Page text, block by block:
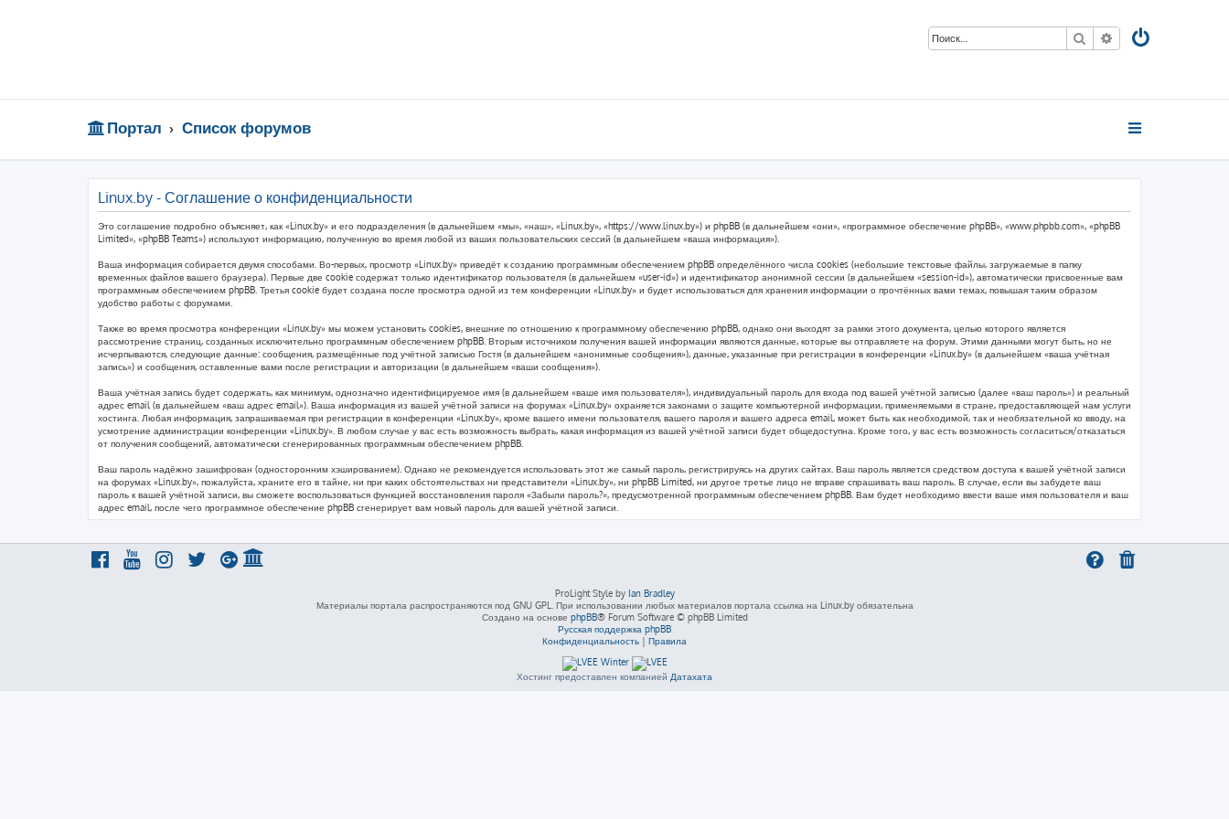
Поиск Расширенный
Портал Список форумов
Linux.by - Соглашение о конфиденциальности
Это соглашение подробно объясняет, как «Linux.by» и его подразделения (в дальнейшем «мы», «наш», «Linux.by», «https://www.linux.by») и phpBB (в дальнейшем «они», «программное обеспечение phpBB», «www.phpbb.com», «phpBB
Limited», «phpBB Teams») используют информацию, полученную во время любой из ваших пользовательских сессий (в дальнейшем «ваша информация»).
Ваша информация собирается двумя способами. Во-первых, просмотр «Linux.by» приведёт к созданию программным обеспечением phpBB определённого числа cookies (небольшие текстовые файлы, загружаемые в папку
временных файлов вашего браузера). Первые две cookie содержат только идентификатор пользователя (в дальнейшем «user-id») и идентификатор анонимной сессии (в дальнейшем «session-id»), автоматически присвоенные вам
программным обеспечением phpBB. Третья cookie будет создана после просмотра одной из тем конференции «Linux.by» и будет использоваться для хранения информации о прочтённых вами темах, повышая таким образом
удобство работы с форумами.
Также во время просмотра конференции «Linux.by» мы можем установить cookies, внешние по отношению к программному обеспечению phpBB, однако они выходят за рамки этого документа, целью которого является
рассмотрение страниц, созданных исключительно программным обеспечением phpBB. Вторым источником получения вашей информации являются данные, которые вы отправляете на форум. Этими данными могут быть, но не
исчерпываются, следующие данные: сообщения, размещённые под учётной записью Гостя (в дальнейшем «анонимные сообщения»), данные, указанные при регистрации в конференции «Linux.by» (в дальнейшем «ваша учётная
запись») и сообщения, оставленные вами после регистрации и авторизации (в дальнейшем «ваши сообщения»).
Ваша учётная запись будет содержать, как минимум, однозначно идентифицируемое имя (в дальнейшем «ваше имя пользователя»), индивидуальный пароль для входа под вашей учётной записью (далее «ваш пароль») и реальный
адрес email (в дальнейшем «ваш адрес email»). Ваша информация из вашей учётной записи на форумах «Linux.by» охраняется законами о защите компьютерной информации, применяемыми в стране, предоставляющей нам услуги
хостинга. Любая информация, запрашиваемая при регистрации в конференции «Linux.by», кроме вашего имени пользователя, вашего пароля и вашего адреса email, может быть как необходимой, так и необязательной ко вводу, на
усмотрение администрации конференции «Linux.by». В любом случае у вас есть возможность выбрать, какая информация из вашей учётной записи будет общедоступна. Кроме того, у вас есть возможность согласиться/отказаться
от получения сообщений, автоматически сгенерированных программным обеспечением phpBB.
Ваш пароль надёжно зашифрован (односторонним хэшированием). Однако не рекомендуется использовать этот же самый пароль, регистрируясь на других сайтах. Ваш пароль является средством доступа к вашей учётной записи
на форумах «Linux.by», пожалуйста, храните его в тайне, ни при каких обстоятельствах ни представители «Linux.by», ни phpBB Limited, ни другое третье лицо не вправе спрашивать ваш пароль. В случае, если вы забудете ваш
пароль к вашей учётной записи, вы сможете воспользоваться функцией восстановления пароля «Забыли пароль?», предусмотренной программным обеспечением phpBB. Вам будет необходимо ввести ваше имя пользователя и ваш
адрес email, после чего программное обеспечение phpBB сгенерирует вам новый пароль для вашей учётной записи.
ProLight Style by Ian Bradley
Материалы портала распространяются под GNU GPL. При использовании любых материалов портала ссылка на Linux.by обязательна
Создано на основе phpBB® Forum Software © phpBB Limited
Русская поддержка phpBB
Конфиденциальность | Правила
Хостинг предоставлен компанией Датахата